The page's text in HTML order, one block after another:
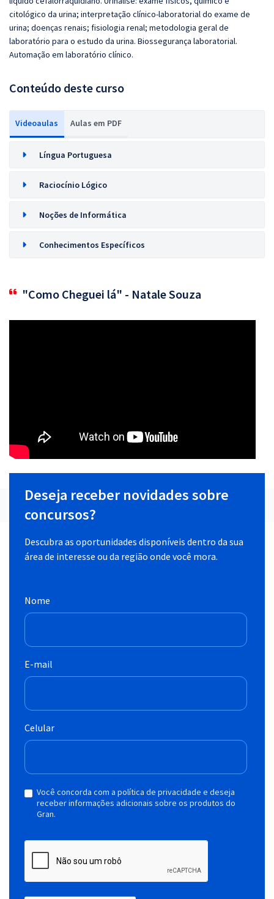
citológico da urina; interpretação clínico-laboratorial do exame de
urina; doenças renais; fisiologia renal; metodologia geral de
laboratório para o estudo da urina. Biossegurança laboratorial.
Automação em laboratório clínico.
Conteúdo deste curso
Videoaulas Aulas em PDF
Língua Portuguesa
Raciocínio Lógico
Noções de Informática
Conhecimentos Específicos
"Como Cheguei lá" - Natale Souza
Deseja receber novidades sobre
concursos?
Descubra as oportunidades disponíveis dentro da sua
área de interesse ou da região onde você mora.
Nome
E-mail
Celular
Você concorda com a política de privacidade e deseja
receber informações adicionais sobre os produtos do
Gran.